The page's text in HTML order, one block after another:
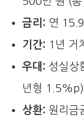
금리: 연
기간: 1년 거
우대: 성실상
년형 1.5%p)
상환: 원리금